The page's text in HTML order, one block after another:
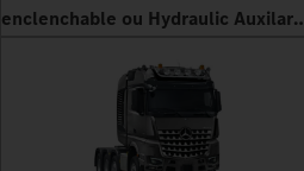
enclenchable ou Hydraulic Auxilary